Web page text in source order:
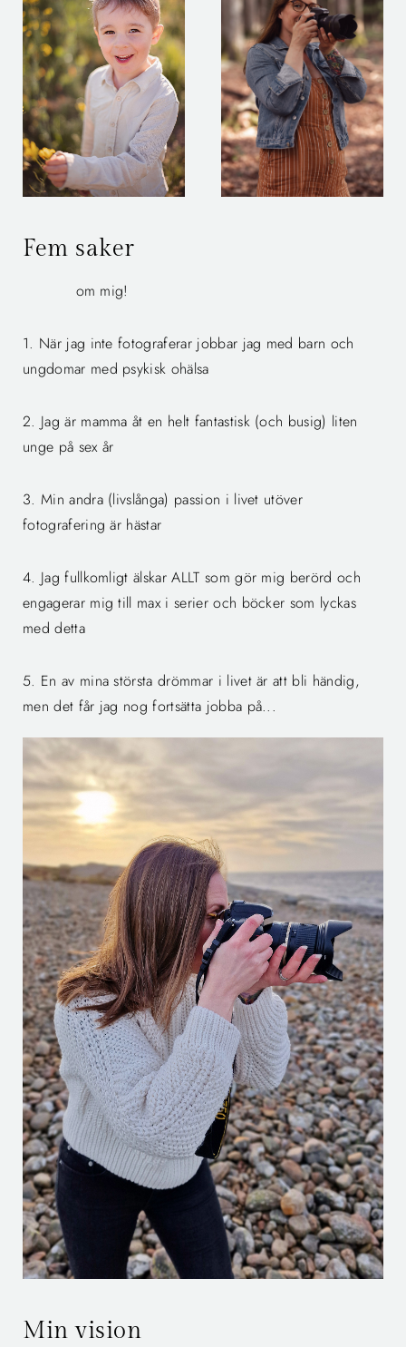
Fem saker
om mig!
1. När jag inte fotograferar jobbar jag med barn och
ungdomar med psykisk ohälsa
2. Jag är mamma åt en helt fantastisk (och busig) liten
unge på sex år
3. Min andra (livslånga) passion i livet utöver
fotografering är hästar
4. Jag fullkomligt älskar ALLT som gör mig berörd och
engagerar mig till max i serier och böcker som lyckas
med detta
5. En av mina största drömmar i livet är att bli händig,
men det får jag nog fortsätta jobba på...
Min vision